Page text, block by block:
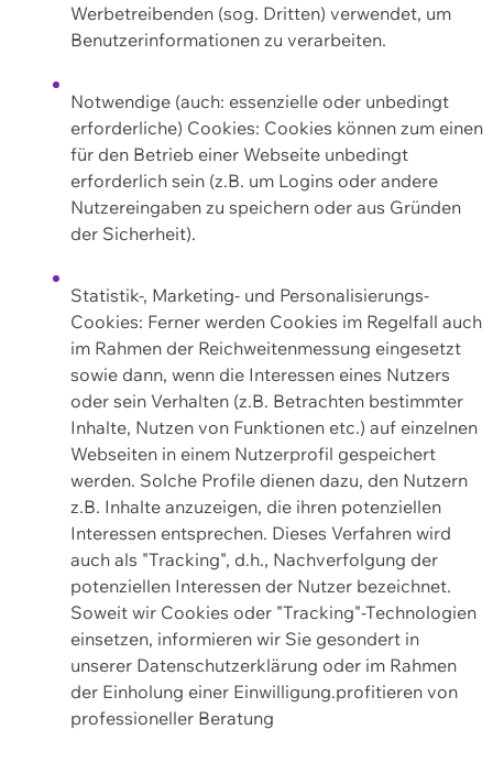
Werbetreibenden (sog. Dritten) verwendet, um
Benutzerinformationen zu verarbeiten.
Notwendige (auch: essenzielle oder unbedingt
erforderliche) Cookies: Cookies können zum einen
für den Betrieb einer Webseite unbedingt
erforderlich sein (z.B. um Logins oder andere
Nutzereingaben zu speichern oder aus Gründen
der Sicherheit).
Statistik-, Marketing- und Personalisierungs-
Cookies: Ferner werden Cookies im Regelfall auch
im Rahmen der Reichweitenmessung eingesetzt
sowie dann, wenn die Interessen eines Nutzers
oder sein Verhalten (z.B. Betrachten bestimmter
Inhalte, Nutzen von Funktionen etc.) auf einzelnen
Webseiten in einem Nutzerprofil gespeichert
werden. Solche Profile dienen dazu, den Nutzern
z.B. Inhalte anzuzeigen, die ihren potenziellen
Interessen entsprechen. Dieses Verfahren wird
auch als "Tracking", d.h., Nachverfolgung der
potenziellen Interessen der Nutzer bezeichnet.
Soweit wir Cookies oder "Tracking"-Technologien
einsetzen, informieren wir Sie gesondert in
unserer Datenschutzerklärung oder im Rahmen
der Einholung einer Einwilligung.profitieren von
professioneller Beratung